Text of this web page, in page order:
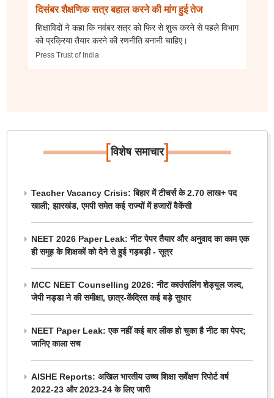
दिसंबर शैक्षणिक सत्र बहाल करने की मांग हुई तेज
शिक्षाविदों ने कहा कि नवंबर सत्र को फिर से शुरू करने से पहले विभाग
को प्रक्रिया तैयार करने की रणनीति बनानी चाहिए।
Press Trust of India
[विशेष समाचार]
Teacher Vacancy Crisis: बिहार में टीचर्स के 2.70 लाख+ पद
खाली; झारखंड, एमपी समेत कई राज्यों में हजारों वैकेंसी
NEET 2026 Paper Leak: नीट पेपर तैयार और अनुवाद का काम एक
ही समूह के शिक्षकों को देने से हुई गड़बड़ी - सूत्र
MCC NEET Counselling 2026: नीट काउंसलिंग शेड्यूल जल्द,
जेपी नड्डा ने की समीक्षा, छात्र-केंद्रित कई बड़े सुधार
NEET Paper Leak: एक नहीं कई बार लीक हो चुका है नीट का पेपर;
जानिए काला सच
AISHE Reports: अखिल भारतीय उच्च शिक्षा सर्वेक्षण रिपोर्ट वर्ष
2022-23 और 2023-24 के लिए जारी